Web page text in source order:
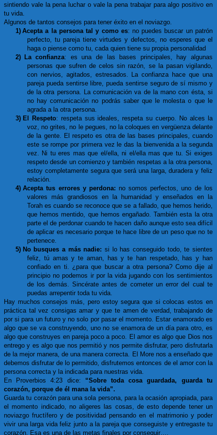
sintiendo vale la pena luchar o vale la pena trabajar para algo positivo en
tu vida.
Algunos de tantos consejos para tener éxito en el noviazgo.
1) Acepta a la persona tal y como es: no puedes buscar un patrón
perfecto, tu pareja tiene virtudes y defectos, no esperes que el
haga o piense como tu, cada quien tiene su propia personalidad
2)
La confianza: es una de las bases principales, hay algunas
personas que sufren de celos sin razón, se la pasan vigilando,
con nervios, agitados, estresados. La confianza hace que una
pareja pueda sentirse libre, pueda sentirse seguro de sí mismo y
de la otra persona. La comunicación va de la mano con ésta, si
no hay comunicación no podrás saber que le molesta o que le
agrada a la otra persona.
3) El Respeto: respeta sus ideales, respeta su cuerpo. No alces la
voz, no grites, no le pegues, no la coloques en vergüenza delante
de la gente. El respeto es otra de las bases principales, cuando
este se rompe por primera vez le das la bienvenida a la segunda
vez. Ni tu eres mas que el/ella, ni el/ella mas que tu. Si exiges
respeto desde un comienzo y también respetas a la otra persona,
estoy completamente segura que será una larga, duradera y feliz
relación.
4) Acepta tus errores y perdona: no somos perfectos, uno de los
valores más grandiosos en la humanidad y enseñados en la
Torah es cuando se reconoce que se a fallado, que hemos herido,
que hemos mentido, que hemos engañado. También esta la otra
parte el de perdonar cuando te hacen daño aunque esto sea difícil
de aplicar es necesario porque te hace libre de un peso que no te
pertenece.
5) No busques a más nadie: si lo has conseguido todo, te sientes
feliz, tú amas y te aman, has y te han respetado, has y han
confiado en ti. ¿para que buscar a otra persona? Como dije al
principio no podemos ir por la vida jugando con los sentimientos
de los demás. Sincérate antes de cometer un error del cual te
puedas arrepentir toda tu vida.
Hay muchos consejos más, pero estoy segura que si colocas estos en
práctica tal vez consigas amar y que te amen de verdad, trabajando de
por si para un futuro y no solo por pasar el momento. Estar enamorado es
algo que se va construyendo, uno no se enamora de un día para otro, es
algo que construyes en pareja poco a poco. El amor es algo que Dios nos
entrego y es algo que nos permitió y nos permite disfrutar, pero disfrutarla
de la mejor manera, de una manera correcta. El More nos a enseñado que
debemos disfrutar de lo permitido, disfrutemos entonces de el amor con la
persona correcta y la indicada para nuestras vida.
En Proverbios 4:23 dice: “Sobre toda cosa guardada, guarda tu
corazón, porque de él mana la vida”.
Guarda tu corazón para una sola persona, para la ocasión apropiada, para
el momento indicado, no aligeres las cosas, de esto depende tener un
noviazgo fructífero y de positividad pensando en el matrimonio y poder
vivir una larga vida feliz junto a la pareja que conseguiste y entregaste tu
corazón. Esa es una de las metas finales por conseguir….